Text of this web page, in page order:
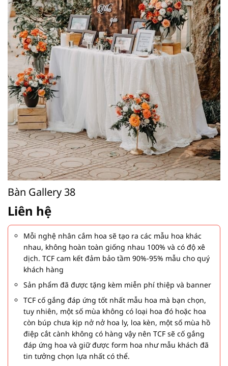
Bàn Gallery 38
Liên hệ
Mỗi nghệ nhân cắm hoa sẽ tạo ra các mẫu hoa khác
nhau, không hoàn toàn giống nhau 100% và có độ xê
dịch. TCF cam kết đảm bảo tầm 90%-95% mẫu cho quý
khách hàng
Sản phẩm đã được tặng kèm miễn phí thiệp và banner
TCF cố gắng đáp ứng tốt nhất mẫu hoa mà bạn chọn,
tuy nhiên, một số mùa không có loại hoa đó hoặc hoa
còn búp chưa kịp nở nở hoa ly, loa kèn, một số mùa hồ
điệp cắt cành không có hàng vậy nên TCF sẽ cố gắng
đáp ứng hoa và giữ được form hoa như mẫu khách đã
tin tưởng chọn lựa nhất có thể.